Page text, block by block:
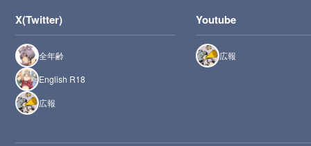
X(Twitter)
全年齢
English R18
広報
Youtube
広報